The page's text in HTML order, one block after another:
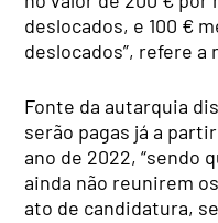
deslocados, e 100 €
deslocados”, refere
Fonte da autarquia
serão pagas já a
ano de 2022, “sendo
ainda não reunirem
ato de candidatura,